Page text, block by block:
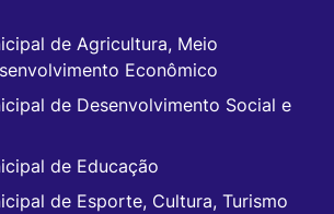
de Agricultura, Meio
Econômico
de Desenvolvimento Social e
de Educação
de Esporte, Cultura, Turismo